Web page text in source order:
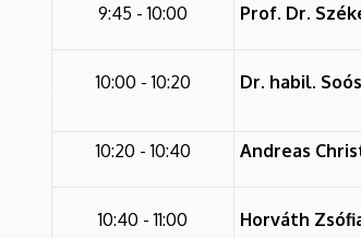
9:45 - 10:00 Prof. Dr.
10:00 - 10:20 Dr. habil.
10:20 - 10:40 Andreas
10:40 - 11:00 Horváth